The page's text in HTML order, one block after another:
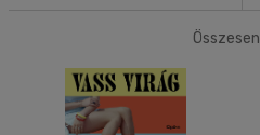
Összesen